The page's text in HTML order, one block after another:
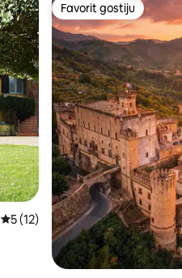
prosječna ocjena 5 od 5,
5 (12)
Favorit gostiju
Favorit gostiju